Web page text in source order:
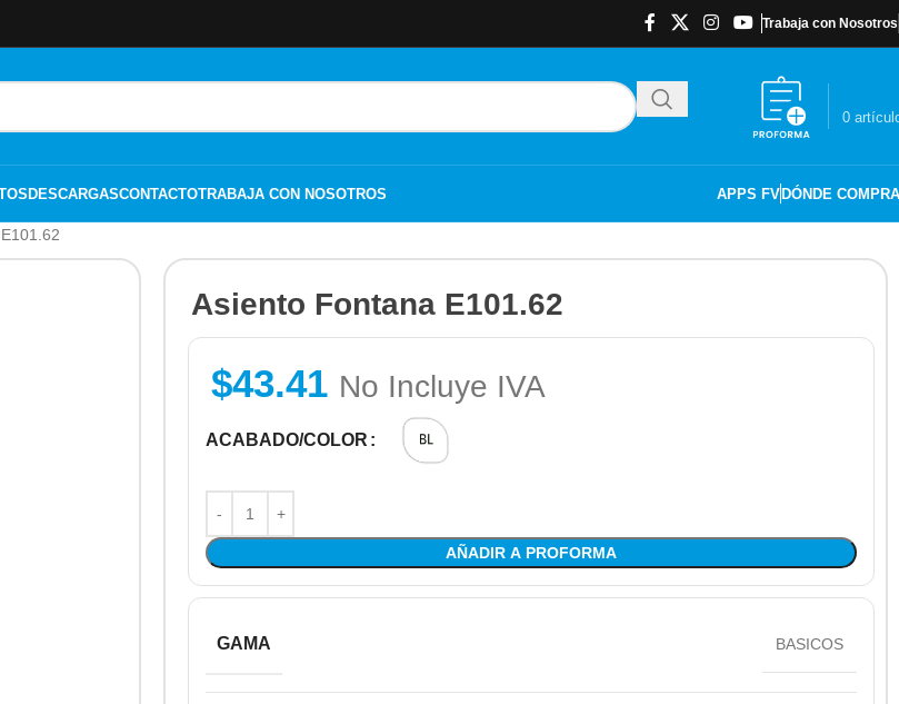
Trabaja con Nosotros
0
DESCARGASCONTACTOTRABAJA CON NOSOTROS APPS FVDÓNDE
Asiento Fontana E101.62
$43.41 No Incluye IVA
ACABADO/COLOR
AÑADIR A PROFORMA
GAMA BASICOS